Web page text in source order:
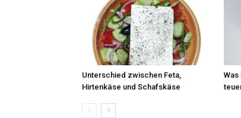
Unterschied zwischen Feta,
Hirtenkäse und Schafskäse
Was